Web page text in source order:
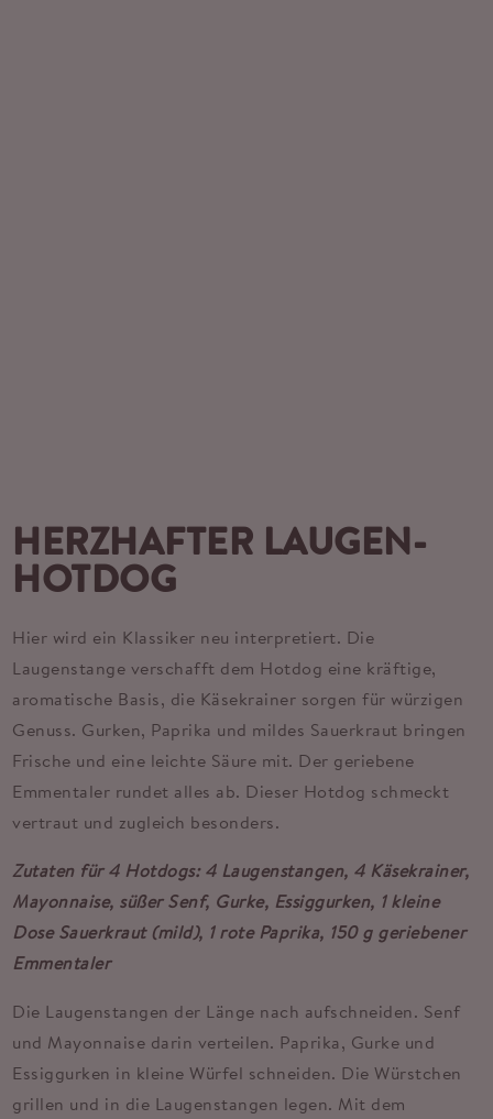
HERZHAFTER LAUGEN-
HOTDOG
Hier wird ein Klassiker neu interpretiert. Die
Laugenstange verschafft dem Hotdog eine kräftige,
aromatische Basis, die Käsekrainer sorgen für würzigen
Genuss. Gurken, Paprika und mildes Sauerkraut bringen
Frische und eine leichte Säure mit. Der geriebene
Emmentaler rundet alles ab. Dieser Hotdog schmeckt
vertraut und zugleich besonders.
Zutaten für 4 Hotdogs: 4 Laugenstangen, 4 Käsekrainer,
Mayonnaise, süßer Senf, Gurke, Essiggurken, 1 kleine
Dose Sauerkraut (mild), 1 rote Paprika, 150 g geriebener
Emmentaler
Die Laugenstangen der Länge nach aufschneiden. Senf
und Mayonnaise darin verteilen. Paprika, Gurke und
Essiggurken in kleine Würfel schneiden. Die Würstchen
grillen und in die Laugenstangen legen. Mit dem